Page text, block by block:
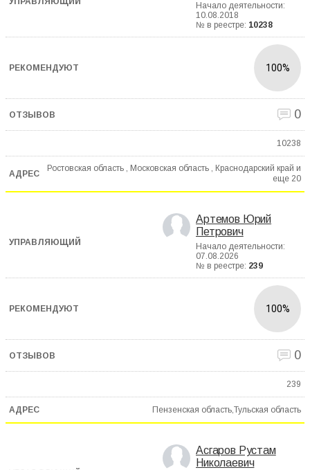
Начало деятельности:
10.08.2018
№ в реестре: 10238
100%
0
10238
Ростовская область , Московская область , Краснодарский край и
еще 20
Артемов Юрий
Петрович
Начало деятельности:
07.08.2026
№ в реестре: 239
100%
0
239
Пензенская область,Тульская область
Асгаров Рустам
Николаевич